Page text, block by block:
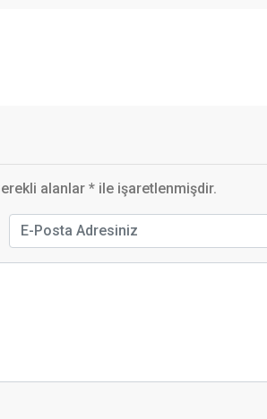
alanlar * ile işaretlenmişdir.